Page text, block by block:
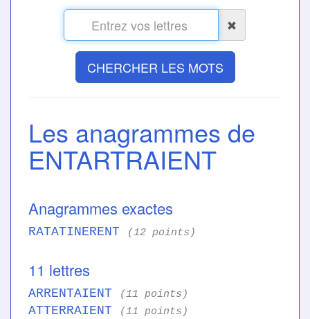
CHERCHER LES MOTS
Les anagrammes de
ENTARTRAIENT
Anagrammes exactes
RATATINERENT (12 points)
11 lettres
ARRENTAIENT (11 points)
ATTERRAIENT (11 points)